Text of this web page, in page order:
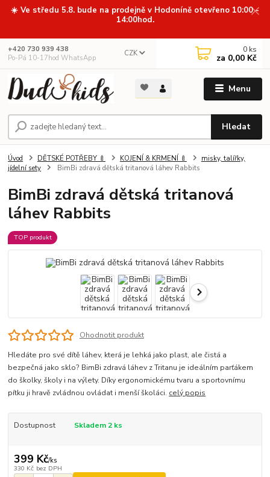
☀️ Ve středu 5.8. bude na prodejně v Hodoníně otevřeno 10:00 -
14:00hod.
Menu
CZK
Hledat
+420 730 939 438
Po-Pá 10-17hod WhatsApp
0 ks
za 0,00 Kč
Úvod DĚTSKÉ POTŘEBY 🍼 KOJENÍ & KRMENÍ 🍼
misky, talířky,
jídelní sety
BimBi zdravá dětská tritanová láhev Rabbits
BimBi zdravá dětská tritanová
láhev Rabbits
TOP produkt
Ohodnotit produkt
Hledáte pro své dítě láhev, která je lehká jako plast, ale čistá a
bezpečná jako sklo? BimBi zdravá láhev z Tritanu je ideálním parťákem
do školky, školy i na výlety. Díky ergonomickému tvaru a sportovnímu
pítku ji hravě zvládnou ovládat i menší školáci. celý popis
Dostupnost Skladem 2 ks
399 Kč/ks
330 Kč bez DPH